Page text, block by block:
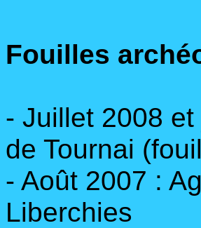
Fouilles
- Juillet 2008
de Tournai
- Août 2007 :
Liberchies